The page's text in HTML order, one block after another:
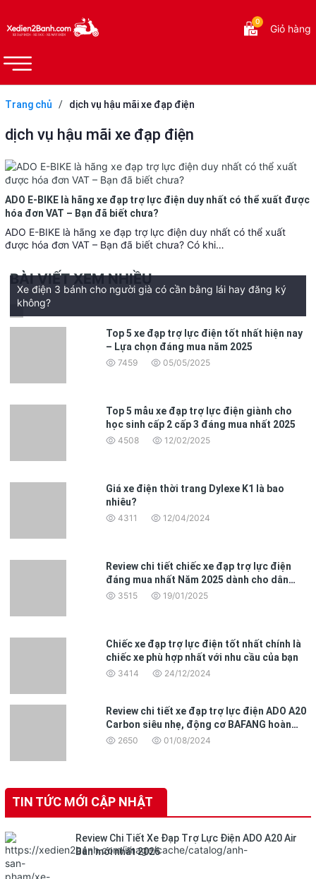
0
Giỏ hàng
Trang chủ / dịch vụ hậu mãi xe đạp điện
dịch vụ hậu mãi xe đạp điện
ADO E-BIKE là hãng xe đạp trợ lực điện duy nhất có thể xuất được
hóa đơn VAT – Bạn đã biết chưa?
ADO E-BIKE là hãng xe đạp trợ lực điện duy nhất có thể xuất
được hóa đơn VAT – Bạn đã biết chưa? Có khi…
BÀI VIẾT XEM NHIỀU
Xe điện 3 bánh cho người già có cần bằng lái hay đăng ký
không?
Top 5 xe đạp trợ lực điện tốt nhất hiện nay
– Lựa chọn đáng mua năm 2025
7459 05/05/2025
Top 5 mẫu xe đạp trợ lực điện giành cho
học sinh cấp 2 cấp 3 đáng mua nhất 2025
4508 12/02/2025
Giá xe điện thời trang Dylexe K1 là bao
nhiêu?
4311 12/04/2024
Review chi tiết chiếc xe đạp trợ lực điện
đáng mua nhất Năm 2025 dành cho dân
văn phòng
3515 19/01/2025
Chiếc xe đạp trợ lực điện tốt nhất chính là
chiếc xe phù hợp nhất với nhu cầu của bạn
3414 24/12/2024
Review chi tiết xe đạp trợ lực điện ADO A20
Carbon siêu nhẹ, động cơ BAFANG hoàn
toàn mới
2650 01/08/2024
TIN TỨC MỚI CẬP NHẬT
Review Chi Tiết Xe Đạp Trợ Lực Điện ADO A20 Air
Bản mới nhất 2026